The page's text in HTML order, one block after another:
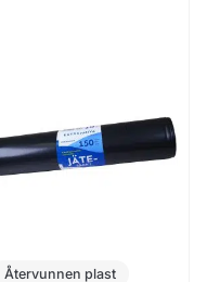
Återvunnen plast